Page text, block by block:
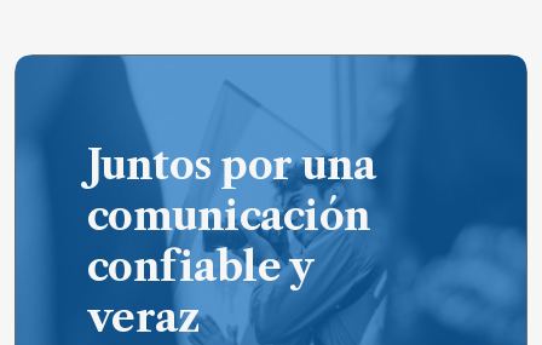
Videos
Hemeroteca
noticiasJuntos por una
comunicación
confiable y
veraz